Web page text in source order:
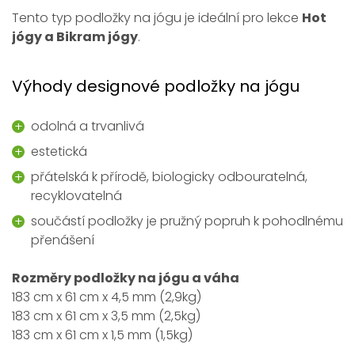
Tento typ podložky na jógu je ideální pro lekce Hot
jógy a Bikram jógy.
Výhody designové podložky na jógu
odolná a trvanlivá
estetická
přátelská k přírodě, biologicky odbouratelná,
recyklovatelná
součástí podložky je pružný popruh k pohodlnému
přenášení
Rozměry podložky na jógu a váha
183 cm x 61 cm x 4,5 mm (2,9kg)
183 cm x 61 cm x 3,5 mm (2,5kg)
183 cm x 61 cm x 1,5 mm (1,5kg)